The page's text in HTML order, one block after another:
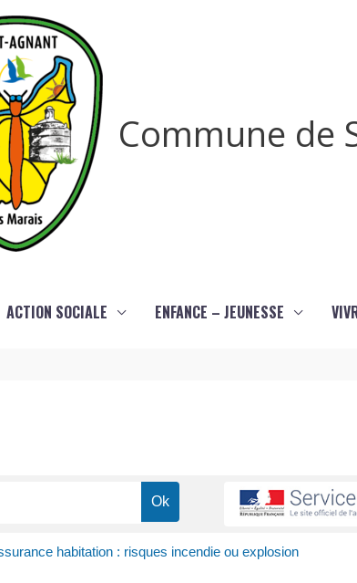
Commune de
ACTION SOCIALE ENFANCE – JEUNESSE
habitation : risques incendie ou explosion